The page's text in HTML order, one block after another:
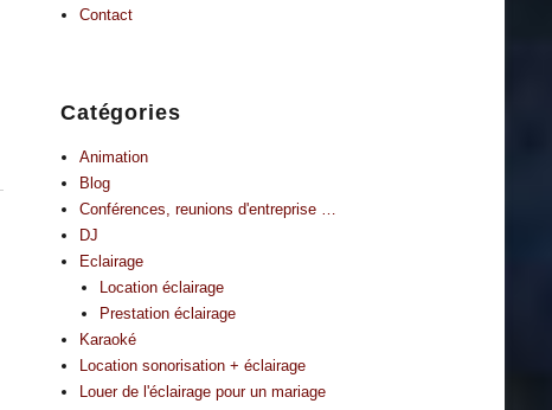
Contact
Catégories
Animation
Blog
Conférences, reunions d'entreprise …
DJ
Eclairage
Location éclairage
Prestation éclairage
Karaoké
Location sonorisation + éclairage
Louer de l'éclairage pour un mariage